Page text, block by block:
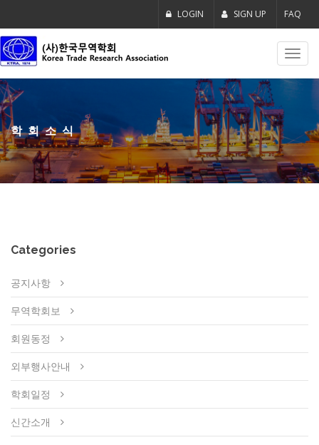
LOGIN SIGN UP FAQ
학회소식
Categories
공지사항
무역학회보
회원동정
외부행사안내
학회일정
신간소개